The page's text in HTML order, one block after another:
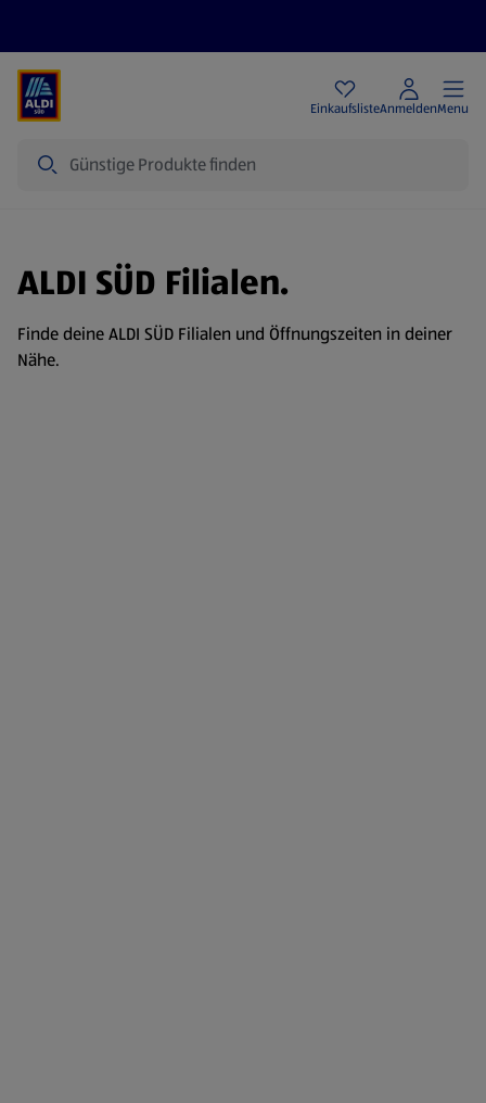
EinkaufslisteAnmeldenMenu
ALDI SÜD Filialen.
Finde deine ALDI SÜD Filialen und Öffnungszeiten in deiner
Nähe.